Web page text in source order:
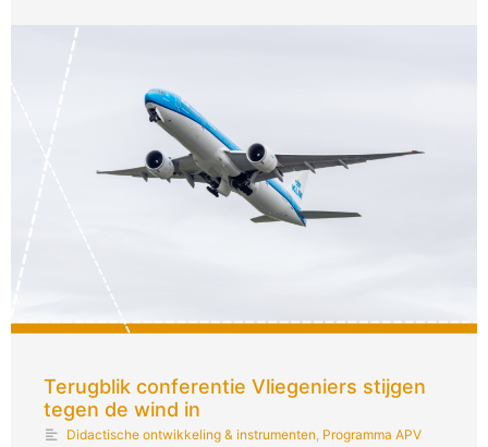
Terugblik conferentie Vliegeniers stijgen
tegen de wind in
Didactische ontwikkeling & instrumenten, Programma APV